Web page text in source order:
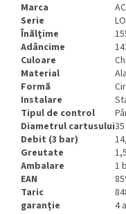
Marca
Serie
Înălţime
Adâncime
Culoare
Material
Formă
Instalare
Tipul de control
Diametrul cartusului
Debit (3 bar)
Greutate
Ambalare
1
EAN
Taric
garanție
4